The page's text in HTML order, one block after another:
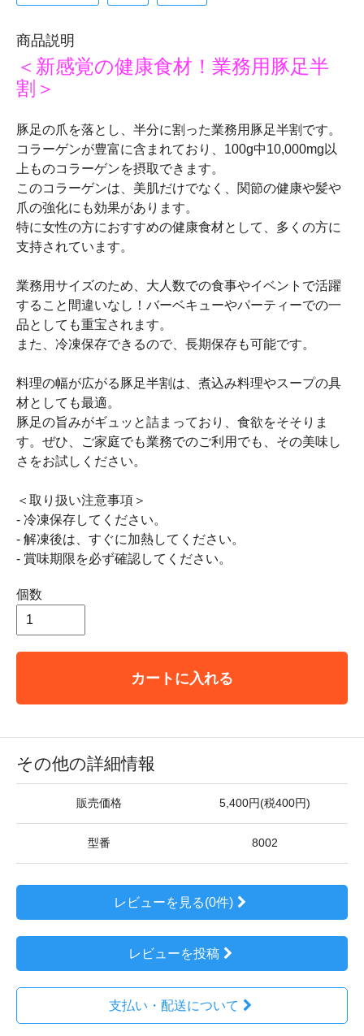
商品説明
＜新感覚の健康食材！業務用豚足半
割＞
豚足の爪を落とし、半分に割った業務用豚足半割です。
コラーゲンが豊富に含まれており、100g中10,000mg以
上ものコラーゲンを摂取できます。
このコラーゲンは、美肌だけでなく、関節の健康や髪や
爪の強化にも効果があります。
特に女性の方におすすめの健康食材として、多くの方に
支持されています。
業務用サイズのため、大人数での食事やイベントで活躍
すること間違いなし！バーベキューやパーティーでの一
品としても重宝されます。
また、冷凍保存できるので、長期保存も可能です。
料理の幅が広がる豚足半割は、煮込み料理やスープの具
材としても最適。
豚足の旨みがギュッと詰まっており、食欲をそそりま
す。ぜひ、ご家庭でも業務でのご利用でも、その美味し
さをお試しください。
＜取り扱い注意事項＞
- 冷凍保存してください。
- 解凍後は、すぐに加熱してください。
- 賞味期限を必ず確認してください。
個数
カートに入れる
その他の詳細情報
販売価格 5,400円(税400円)
型番 8002
レビューを見る(0件)
レビューを投稿
支払い・配送について